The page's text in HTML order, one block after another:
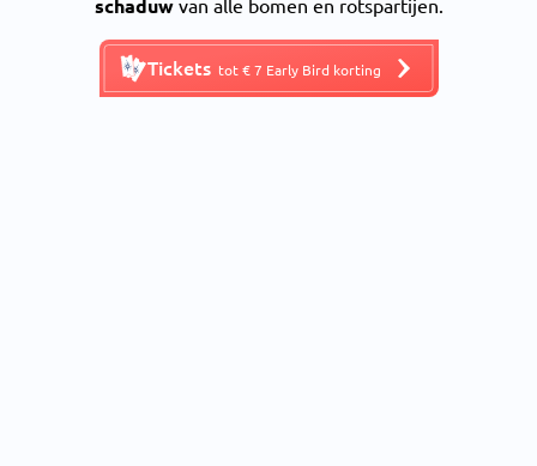
schaduwvan alle bomen en rotspartijen.
Tickets tot € 7 Early Bird korting